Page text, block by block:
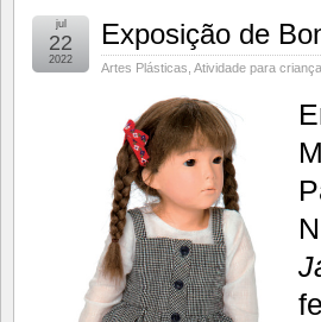
Exposição de
Artes Plásticas Atividade para
jul
22
2022